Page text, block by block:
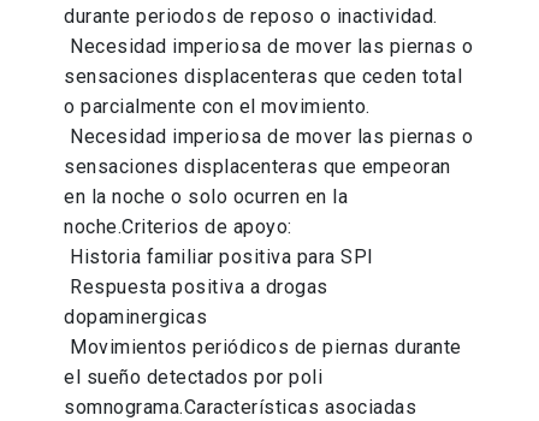
durante periodos de reposo o inactividad.
 Necesidad imperiosa de mover las piernas o
sensaciones displacenteras que ceden total
o parcialmente con el movimiento.
 Necesidad imperiosa de mover las piernas o
sensaciones displacenteras que empeoran
en la noche o solo ocurren en la
noche.Criterios de apoyo:
 Historia familiar positiva para SPI
 Respuesta positiva a drogas
dopaminergicas
 Movimientos periódicos de piernas durante
el sueño detectados por poli
somnograma.Características asociadas